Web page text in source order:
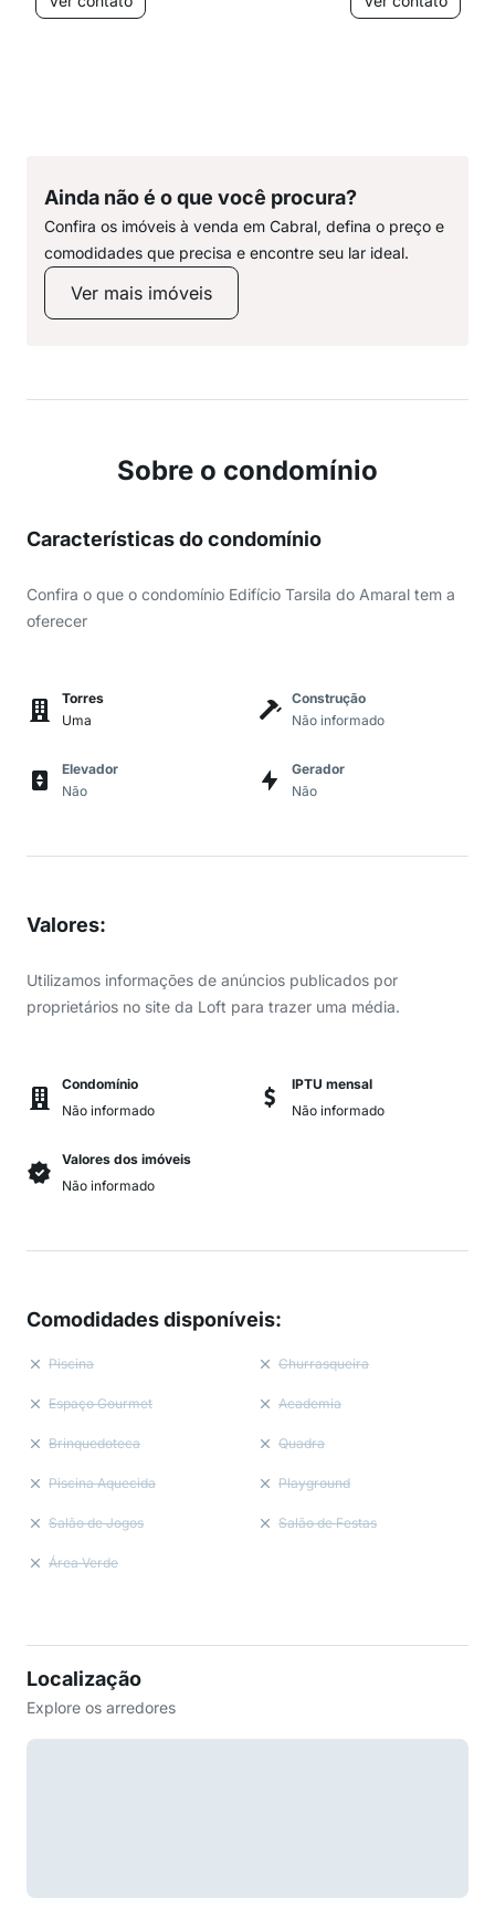
Ainda não é o que você procura?
Confira os imóveis à venda em Cabral, defina o preço e
comodidades que precisa e encontre seu lar ideal.
Ver mais imóveis
Sobre o condomínio
Características do condomínio
Confira o que o condomínio Edifício Tarsila do Amaral tem a
oferecer
Torres
Uma
Construção
Não informado
Elevador
Não
Gerador
Não
Valores:
Utilizamos informações de anúncios publicados por
proprietários no site da Loft para trazer uma média.
Condomínio
Não informado
IPTU mensal
Não informado
Valores dos imóveis
Não informado
Comodidades disponíveis:
Piscina Churrasqueira
Espaço Gourmet Academia
Brinquedoteca Quadra
Piscina Aquecida Playground
Salão de Jogos Salão de Festas
Área Verde
Localização
Explore os arredores